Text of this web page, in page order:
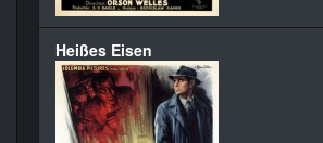
Heißes Eisen